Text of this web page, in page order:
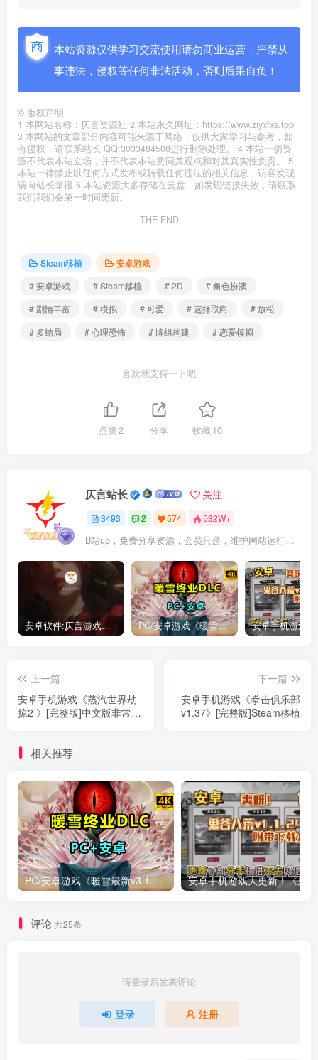
本站资源仅供学习交流使用请勿商业运营，严禁从
事违法，侵权等任何非法活动，否则后果自负！
© 版权声明
1 本网站名称：仄言资源社 2 本站永久网址：https://www.ziyxfxs.top
3 本网站的文章部分内容可能来源于网络，仅供大家学习与参考，如
有侵权，请联系站长 QQ:3033484508进行删除处理。 4 本站一切资
源不代表本站立场，并不代表本站赞同其观点和对其真实性负责。 5
本站一律禁止以任何方式发布或转载任何违法的相关信息，访客发现
请向站长举报 6 本站资源大多存储在云盘，如发现链接失效，请联系
我们我们会第一时间更新。
THE END
Steam移植
安卓游戏
# 安卓游戏
# Steam移植 # 2D
# 角色扮演
# 剧情丰富
# 模拟 # 可爱 # 选择取向
# 放松
# 多结局
# 心理恐怖 # 牌组构建 # 恋爱模拟
喜欢就支持一下吧
点赞2 分享 收藏 10
仄言站长 关注
3493 2 574 532W+
B站up，免费分享资源，会员只是，维护网站运行，会员权利为可以支持本地下载，更多内容，敬请期待！
安卓软件:仄言游戏库4.0APP全新上架了！没有下的赶紧下载呀！ PC/安卓游戏《暖雪最新v3.1.0.1》终业DLC整合版！
上一篇
安卓手机游戏《蒸汽世界劫
掠2 》[完整版]中文版非常棒
下一篇
安卓手机游戏《拳击俱乐部
v1.37》[完整版]Steam移植
相关推荐
PC/安卓游戏《暖雪最新v3.1.0.1》终业DLC整合版！
评论 共25条
请登录后发表评论
登录 注册